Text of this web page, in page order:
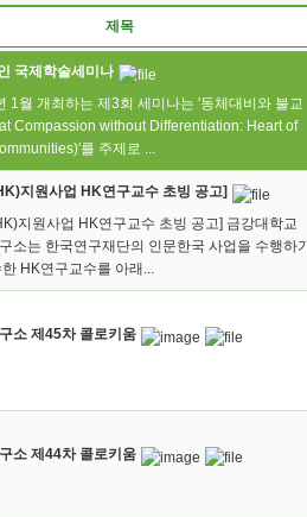
제목
국제학술세미나
1월 개최하는 제3회 세미나는 '동체대비와 불교
Compassion without Differentiation: Heart of
를 주제로 ...
지원사업 HK연구교수 초빙 공고]
지원사업 HK연구교수 초빙 공고] 금강대학교
소는 한국연구재단의 인문한국 사업을 수행하기
HK연구교수를 아래...
소 제45차 콜로키움
소 제44차 콜로키움